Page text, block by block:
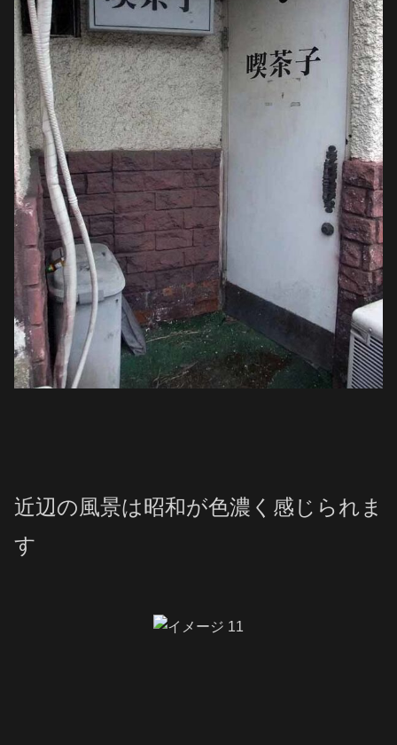
近辺の風景は昭和が色濃く感じられま
す